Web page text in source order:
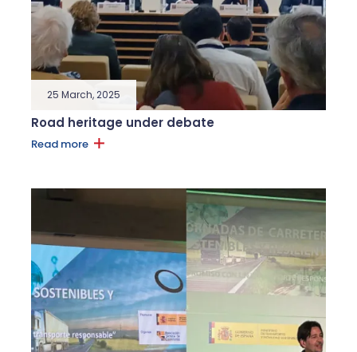
25 March, 2025
Road heritage under debate
Read more